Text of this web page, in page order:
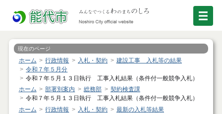
現在のページ
ホーム 行政情報 入札・契約
建設工事 入札等の結果
令和７年５月分
令和７年５月１３日執行 工事入札結果（条件付一般競争入札）
ホーム
部署別案内 総務部
契約検査課
令和７年５月１３日執行 工事入札結果（条件付一般競争入札）
ホーム
行政情報 入札・契約
最新の入札等結果